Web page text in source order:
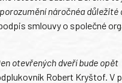
náročnéa důležité
smlouvy o společné
otevřených dveří bude opět
Robert Kryštof. V